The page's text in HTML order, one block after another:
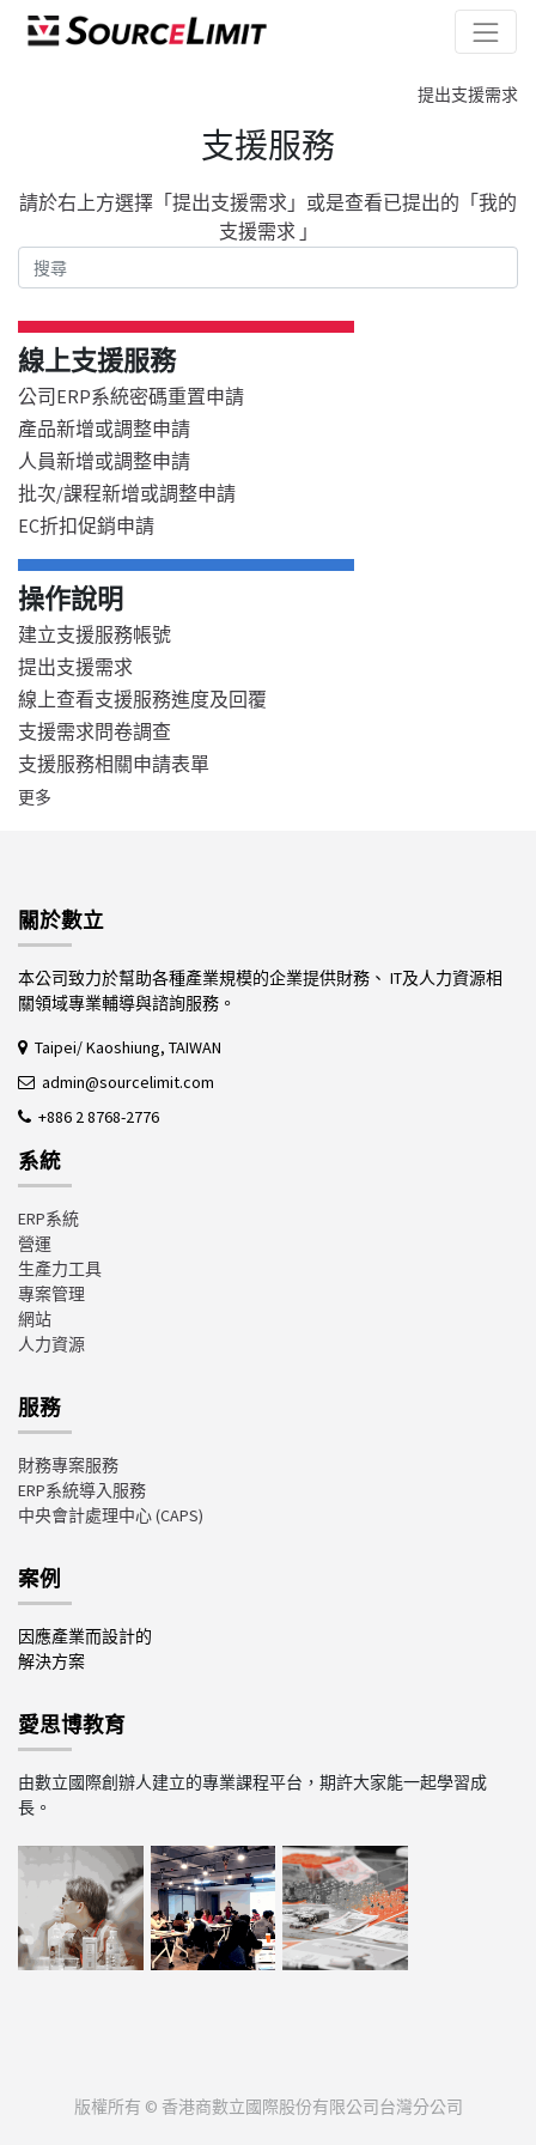
提出支援需求
支援服務
請於右上方選擇「提出支援需求」或是查看已提出的「我的
支援需求 」
線上支援服務
公司ERP系統密碼重置申請
產品新增或調整申請
人員新增或調整申請
批次/課程新增或調整申請
EC折扣促銷申請
操作說明
建立支援服務帳號
提出支援需求
線上查看支援服務進度及回覆
支援需求問卷調查
支援服務相關申請表單
更多
關於數立
本公司致力於幫助各種產業規模的企業提供財務、 IT及人力資源相
關領域專業輔導與諮詢服務。
Taipei/ Kaoshiung, TAIWAN
admin@sourcelimit.com
+886 2 8768-2776
系統
ERP系統
營運
生產力工具
專案管理
網站
人力資源
服務
財務專案服務
ERP系統導入服務
中央會計處理中心(CAPS)
案例
因應產業而設計的
解決方案
愛思博教育
由數立國際創辦人建立的專業課程平台，期許大家能一起學習成
長。
版權所有 © 香港商數立國際股份有限公司台灣分公司